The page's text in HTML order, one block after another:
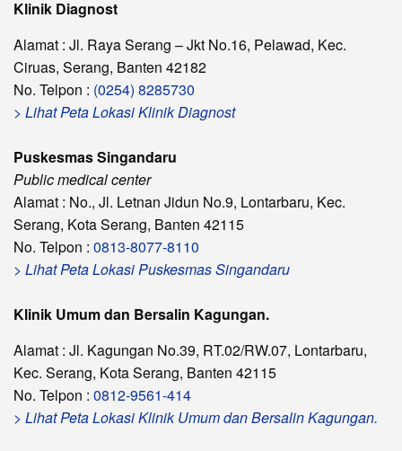
Klinik Diagnost
Alamat : Jl. Raya Serang – Jkt No.16, Pelawad, Kec.
Ciruas, Serang, Banten 42182
No. Telpon : (0254) 8285730
> Lihat Peta Lokasi Klinik Diagnost
Puskesmas Singandaru
Public medical center
Alamat : No., Jl. Letnan Jidun No.9, Lontarbaru, Kec.
Serang, Kota Serang, Banten 42115
No. Telpon : 0813-8077-8110
> Lihat Peta Lokasi Puskesmas Singandaru
Klinik Umum dan Bersalin Kagungan.
Alamat : Jl. Kagungan No.39, RT.02/RW.07, Lontarbaru,
Kec. Serang, Kota Serang, Banten 42115
No. Telpon : 0812-9561-414
> Lihat Peta Lokasi Klinik Umum dan Bersalin Kagungan.